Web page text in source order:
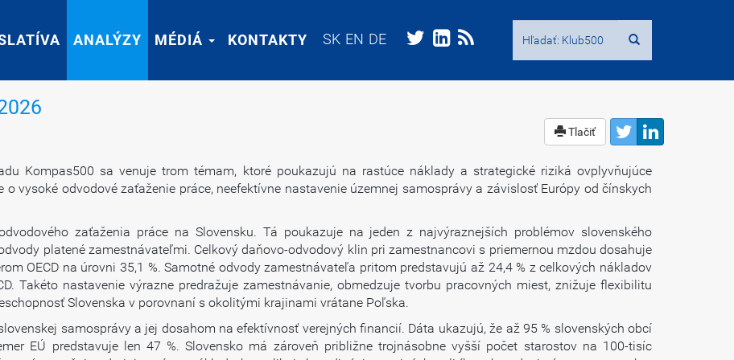
ANALÝZY MÉDIÁ KONTAKTY SK EN DE
ANALÝZY MÉDIÁ KONTAKTY SK EN DE
Tlačiť
Kompas500 sa venuje trom témam, ktoré poukazujú na rastúce náklady a strategické riziká ovplyvňujúce
o vysoké odvodové zaťaženie práce, neefektívne nastavenie územnej samosprávy a závislosť Európy od čínskych
zaťaženia práce na Slovensku. Tá poukazuje na jeden z najvýraznejších problémov slovenského
platené zamestnávateľmi. Celkový daňovo-odvodový klin pri zamestnancovi s priemernou mzdou dosahuje
OECD na úrovni 35,1 %. Samotné odvody zamestnávateľa pritom predstavujú až 24,4 % z celkových nákladov
Takéto nastavenie výrazne predražuje zamestnávanie, obmedzuje tvorbu pracovných miest, znižuje flexibilitu
Slovenska v porovnaní s okolitými krajinami vrátane Poľska.
samosprávy a jej dosahom na efektívnosť verejných financií. Dáta ukazujú, že až 95 % slovenských obcí
EÚ predstavuje len 47 %. Slovensko má zároveň približne trojnásobne vyšší počet starostov na 100-tisíc